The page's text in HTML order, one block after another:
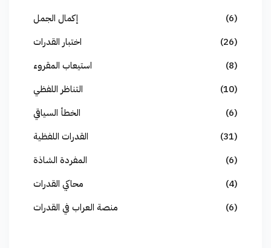
إكمال الجمل
(6)
اختبار القدرات
(26)
استيعاب المقروء
(8)
التناظر اللفظي
(10)
الخطأ السياقي
(6)
القدرات اللفظية
(31)
المفردة الشاذة
(6)
محاكي القدرات
(4)
منصة العراب في القدرات
(6)